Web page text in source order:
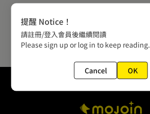
提醒 Notice！
請註冊/登入會員後繼續閱讀
Please sign up or log in to keep reading.
Cancel OK